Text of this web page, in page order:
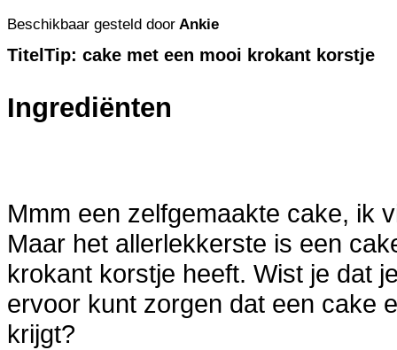
Beschikbaar gesteld door Ankie
TitelTip: cake met een mooi krokant korstje
Ingrediënten
Mmm een zelfgemaakte cake, ik
Maar het allerlekkerste is een
krokant korstje heeft. Wist je dat
ervoor kunt zorgen dat een cake
krijgt?